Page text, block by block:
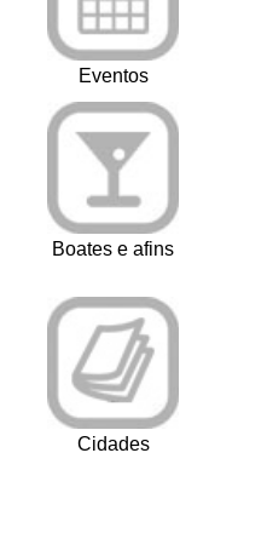
Eventos
Boates e afins
Cidades